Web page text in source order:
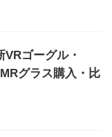
VRゴーグル・
グラス購入・比